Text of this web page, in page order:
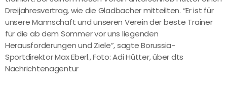
Dreijahresvertrag, wie die Gladbacher mitteilten. “Er ist für
unsere Mannschaft und unseren Verein der beste Trainer
für die ab dem Sommer vor uns liegenden
Herausforderungen und Ziele”, sagte Borussia-
Sportdirektor Max Eberl., Foto: Adi Hütter, über dts
Nachrichtenagentur